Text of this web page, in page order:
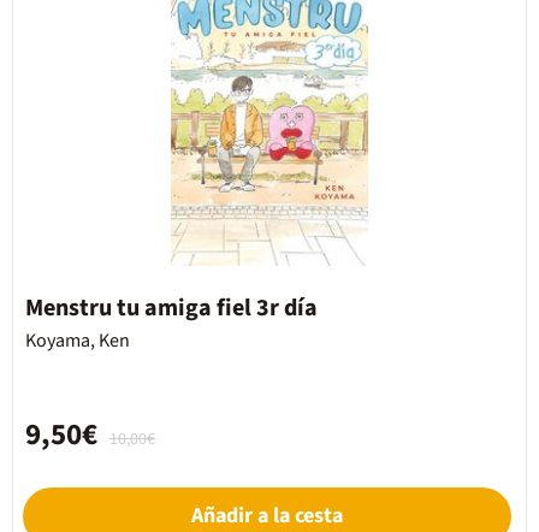
Menstru tu amiga fiel 3r día
Koyama, Ken
10,00€
9,50€
Añadir a la cesta